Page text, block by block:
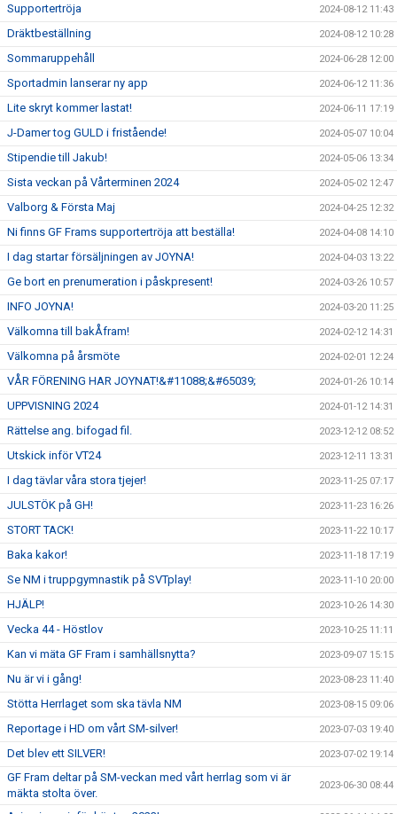
Supportertröja 2024-08-12 11:43
Dräktbeställning 2024-08-12 10:28
Sommaruppehåll 2024-06-28 12:00
Sportadmin lanserar ny app 2024-06-12 11:36
Lite skryt kommer lastat! 2024-06-11 17:19
J-Damer tog GULD i fristående! 2024-05-07 10:04
Stipendie till Jakub! 2024-05-06 13:34
Sista veckan på Vårterminen 2024 2024-05-02 12:47
Valborg & Första Maj 2024-04-25 12:32
Ni finns GF Frams supportertröja att beställa! 2024-04-08 14:10
I dag startar försäljningen av JOYNA! 2024-04-03 13:22
Ge bort en prenumeration i påskpresent! 2024-03-26 10:57
INFO JOYNA! 2024-03-20 11:25
Välkomna till bakÅfram! 2024-02-12 14:31
Välkomna på årsmöte 2024-02-01 12:24
VÅR FÖRENING HAR JOYNAT!&#11088;&#65039; 2024-01-26 10:14
UPPVISNING 2024 2024-01-12 14:31
Rättelse ang. bifogad fil. 2023-12-12 08:52
Utskick inför VT24 2023-12-11 13:31
I dag tävlar våra stora tjejer! 2023-11-25 07:17
JULSTÖK på GH! 2023-11-23 16:26
STORT TACK! 2023-11-22 10:17
Baka kakor! 2023-11-18 17:19
Se NM i truppgymnastik på SVTplay! 2023-11-10 20:00
HJÄLP! 2023-10-26 14:30
Vecka 44 - Höstlov 2023-10-25 11:11
Kan vi mäta GF Fram i samhällsnytta? 2023-09-07 15:15
Nu är vi i gång! 2023-08-23 11:40
Stötta Herrlaget som ska tävla NM 2023-08-15 09:06
Reportage i HD om vårt SM-silver! 2023-07-03 19:40
Det blev ett SILVER! 2023-07-02 19:14
GF Fram deltar på SM-veckan med vårt herrlag som vi är
mäkta stolta över.
2023-06-30 08:44